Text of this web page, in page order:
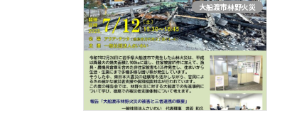
大船渡市林野火災